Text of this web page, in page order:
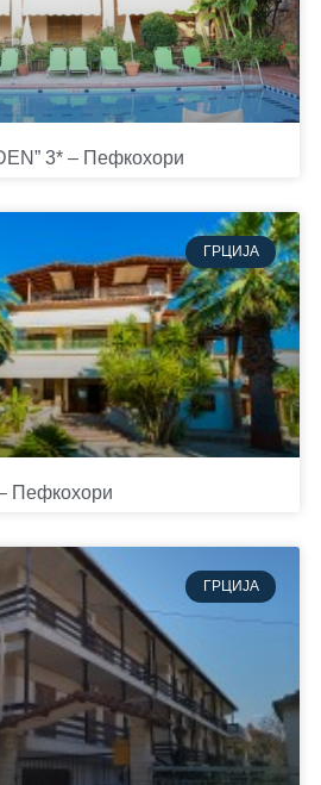
3* – Пефкохори
ГРЦИЈА
Пефкохори
ГРЦИЈА